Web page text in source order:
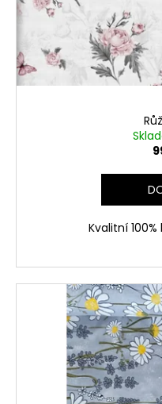
o
u
k
Kvalitní
u
e
m
e